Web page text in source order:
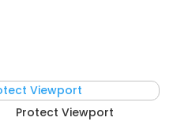
Protect Viewport